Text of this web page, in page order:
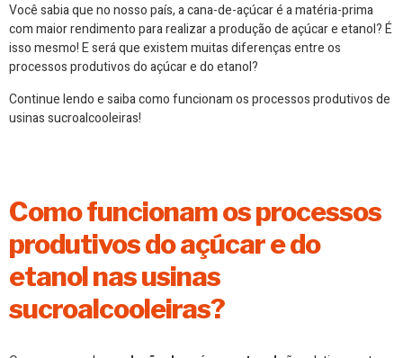
Você sabia que no nosso país, a cana-de-açúcar é a matéria-prima
com maior rendimento para realizar a produção de açúcar e etanol? É
isso mesmo! E será que existem muitas diferenças entre os
processos produtivos do açúcar e do etanol?
Continue lendo e saiba como funcionam os processos produtivos de
usinas sucroalcooleiras!
Como funcionam os processos
produtivos do açúcar e do
etanol nas usinas
sucroalcooleiras?